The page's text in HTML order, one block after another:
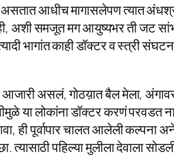
असतात आधीच मागासलेपण त्यात
अशी समजूत मग आयुष्यभर ती जट
भागांत काही डॉक्टर व स्त्री
असलं, गोठय़ात बैल मेला, अंगावर
या लोकांना डॉक्टर करणं परवडत
ही पूर्वापार चालत आलेली कल्पना
त्यासाठी पहिल्या मुलीला देवाला